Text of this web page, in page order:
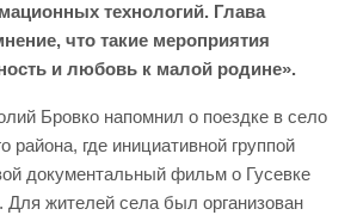
технологий. Глава
что такие мероприятия
и любовь к малой родине».
Бровко напомнил о поездке в село
района, где инициативной группой
документальный фильм о Гусевке
Для жителей села был организован